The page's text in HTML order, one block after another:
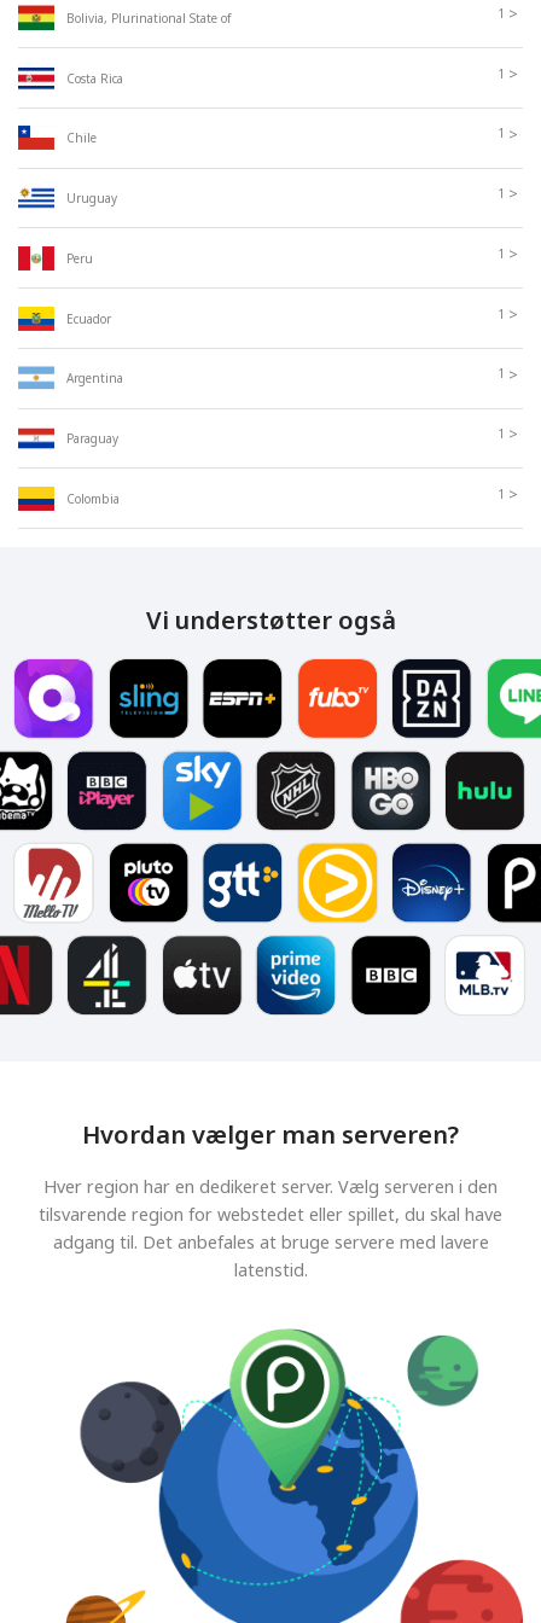
Bolivia, Plurinational State of 1 >
Costa Rica 1 >
Chile 1 >
Uruguay 1 >
Peru 1 >
Ecuador 1 >
Argentina 1 >
Paraguay 1 >
Colombia 1 >
Vi understøtter også
Hvordan vælger man serveren?
Hver region har en dedikeret server. Vælg serveren i den
tilsvarende region for webstedet eller spillet, du skal have
adgang til. Det anbefales at bruge servere med lavere
latenstid.